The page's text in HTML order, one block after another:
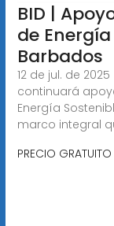
BID |
de
Barbados
12 de jul. de
continuará
Energía
marco integral
PRECIO GRATUITO